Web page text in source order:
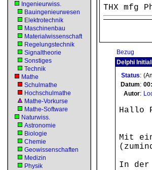
Ingenieurwiss.
Bauingenieurwesen
Elektrotechnik
Maschinenbau
Materialwissenschaft
Regelungstechnik
Signaltheorie
Sonstiges
Technik
Mathe
Schulmathe
Hochschulmathe
Mathe-Vorkurse
Mathe-Software
Naturwiss.
Astronomie
Biologie
Chemie
Geowissenschaften
Medizin
Physik
THX mfg
Bezug
Delphi
Status:
Datum:
Autor:
Hallo
Mit
In